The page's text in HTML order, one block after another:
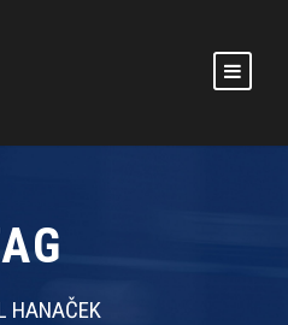
HANAČEK